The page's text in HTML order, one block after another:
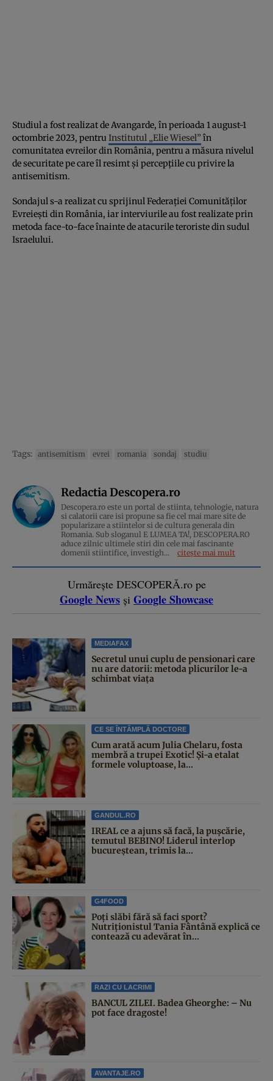
Studiul a fost realizat de Avangarde, în perioada 1 august-1
octombrie 2023, pentru Institutul „Elie Wiesel” în
comunitatea evreilor din România, pentru a măsura nivelul
de securitate pe care îl resimt și percepțiile cu privire la
antisemitism.
Sondajul s-a realizat cu sprijinul Federației Comunităților
Evreiești din România, iar interviurile au fost realizate prin
metoda face-to-face înainte de atacurile teroriste din sudul
Israelului.
Tags: antisemitism evrei romania sondaj studiu
Redactia Descopera.ro
Descopera.ro este un portal de stiinta, tehnologie, natura
si calatorii care isi propune sa fie cel mai mare site de
popularizare a stiintelor si de cultura generala din
Romania. Sub sloganul E LUMEA TA!, DESCOPERA.RO
aduce zilnic ultimele stiri din cele mai fascinante
domenii stiintifice, investigh...
citește mai mult
Urmărește DESCOPERĂ.ro pe
Google News și Google Showcase
MEDIAFAX
Secretul unui cuplu de pensionari care
nu are datorii: metoda plicurilor le-a
schimbat viața
CE SE ÎNTÂMPLĂ DOCTORE
Cum arată acum Julia Chelaru, fosta
membră a trupei Exotic! Și-a etalat
formele voluptoase, la...
GANDUL.RO
IREAL ce a ajuns să facă, la pușcărie,
temutul BEBINO! Liderul interlop
bucureștean, trimis la...
G4FOOD
Poți slăbi fără să faci sport?
Nutriționistul Tania Fântână explică ce
contează cu adevărat în...
RAZI CU LACRIMI
BANCUL ZILEI. Badea Gheorghe: – Nu
pot face dragoste!
AVANTAJE.RO